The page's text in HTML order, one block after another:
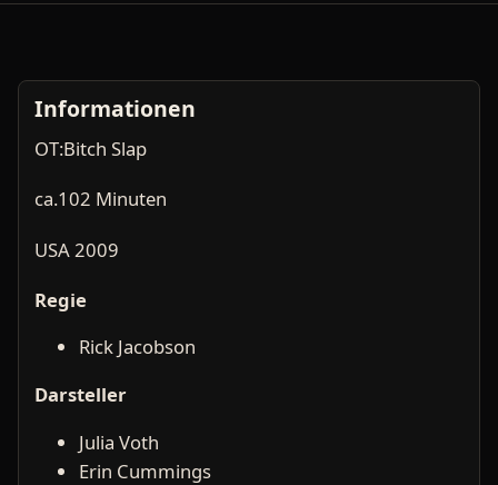
Informationen
OT:Bitch Slap
ca.102 Minuten
USA 2009
Regie
Rick Jacobson
Darsteller
Julia Voth
Erin Cummings